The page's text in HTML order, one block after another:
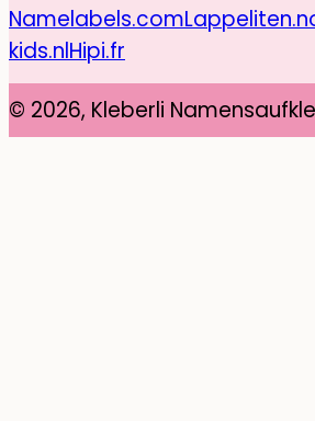
Namelabels.com
kids.nlHipi.fr
© 2026, Kleberli